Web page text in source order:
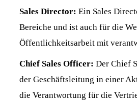
Sales Director: Ein Sales
Bereiche und ist auch für die
Öffentlichkeitsarbeit mit
Chief Sales Officer: Der Chief
der Geschäftsleitung in einer
die Verantwortung für die